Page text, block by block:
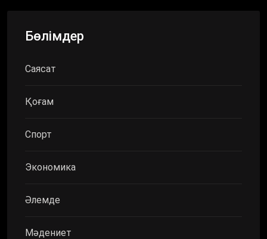
Бөлімдер
Саясат
Қоғам
Спорт
Экономика
Әлемде
Мәдениет